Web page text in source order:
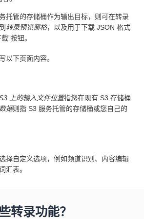
托管的存储桶作为输出目标，则可在转录
转录预览窗格，以及用于下载 JSON 格式
”按钮。
以下页面内容。
上的输入文件位置指您在现有 S3 存储桶
据则指 S3 服务托管的存储桶或您自己的
择自定义选项，例如频道识别、内容编辑
汇表。
转录功能？